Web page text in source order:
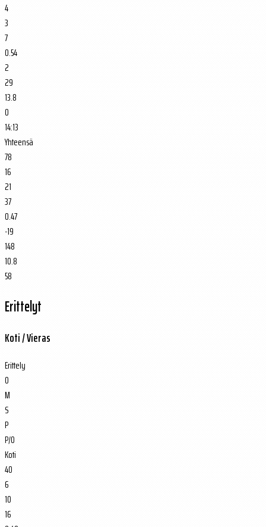
4
3
7
0.54
2
29
13.8
0
14:13
Yhteensä
78
16
21
37
0.47
-19
148
10.8
58
Erittelyt
Koti / Vieras
Erittely
O
M
S
P
P/O
Koti
40
6
10
16